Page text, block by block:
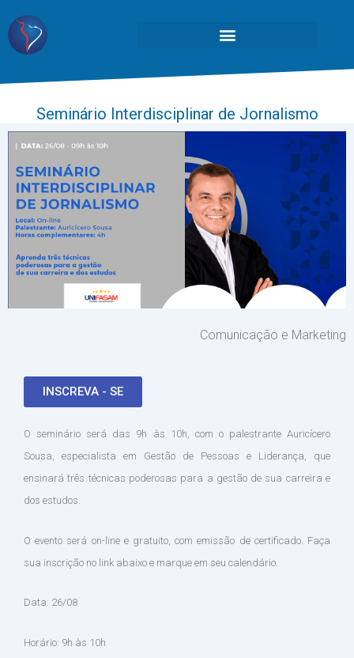
Seminário Interdisciplinar de Jornalismo
Comunicação e Marketing
INSCREVA - SE
O seminário será das 9h às 10h, com o palestrante Auricícero
Sousa, especialista em Gestão de Pessoas e Liderança, que
ensinará três técnicas poderosas para a gestão de sua carreira e
dos estudos.
O evento será on-line e gratuito, com emissão de certificado. Faça
sua inscrição no link abaixo e marque em seu calendário.
Data: 26/08
Horário: 9h às 10h